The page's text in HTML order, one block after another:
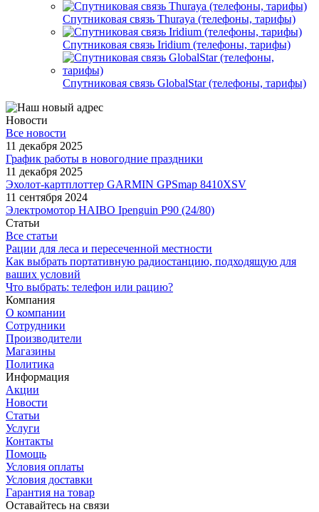
Спутниковая связь Thuraya (телефоны, тарифы)
Спутниковая связь Iridium (телефоны, тарифы)
Спутниковая связь GlobalStar (телефоны, тарифы)
Новости
Все новости
11 декабря 2025
График работы в новогодние праздники
11 декабря 2025
Эхолот-картплоттер GARMIN GPSmap 8410XSV
11 сентября 2024
Электромотор HAIBO Ipenguin P90 (24/80)
Статьи
Все статьи
Рации для леса и пересеченной местности
Как выбрать портативную радиостанцию, подходящую для
ваших условий
Что выбрать: телефон или рацию?
Компания
О компании
Сотрудники
Производители
Магазины
Политика
Информация
Акции
Новости
Статьи
Услуги
Контакты
Помощь
Условия оплаты
Условия доставки
Гарантия на товар
Оставайтесь на связи